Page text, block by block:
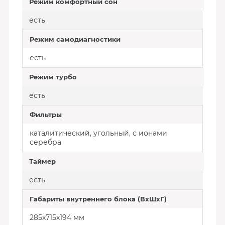
есть
Режим самодиагностики
есть
Режим турбо
есть
Фильтры
каталитический, угольный, с ионами
серебра
Таймер
есть
Габариты внутреннего блока (ВхШхГ)
285х715х194 мм